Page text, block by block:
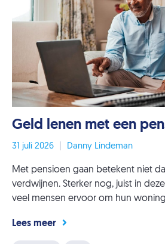
Geld lenen met een
31 juli 2026 Danny Lindeman
Met pensioen gaan betekent niet
verdwijnen. Sterker nog, juist in
veel mensen ervoor om hun
Lees meer